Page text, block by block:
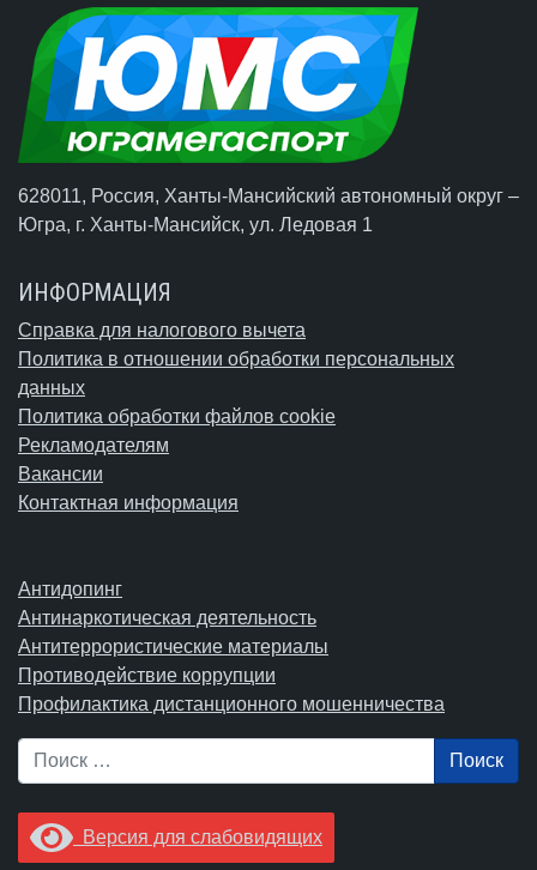
628011, Россия, Ханты-Мансийский автономный округ –
Югра, г. Ханты-Мансийск, ул. Ледовая 1
ИНФОРМАЦИЯ
Справка для налогового вычета
Политика в отношении обработки персональных
данных
Политика обработки файлов cookie
Рекламодателям
Вакансии
Контактная информация
Антидопинг
Антинаркотическая деятельность
Антитеррористические материалы
Противодействие коррупции
Профилактика дистанционного мошенничества
Поиск
Версия для слабовидящих